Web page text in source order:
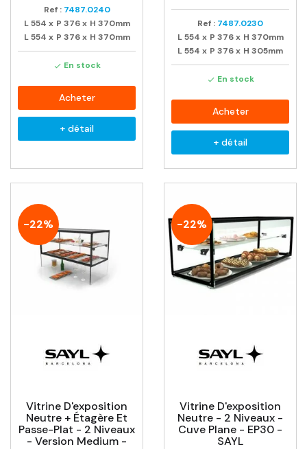
Ref : 7487.0240
L 554 x P 376 x H 370mm
L 554 x P 376 x H 370mm
 En stock
Acheter
+ détail
Ref : 7487.0230
L 554 x P 376 x H 370mm
L554 x P 376x H 305mm
 En stock
Acheter
+ détail
-22%
Vitrine D'exposition
Neutre + Étagère Et
Passe-Plat - 2 Niveaux
- Version Medium -
-22%
Vitrine D'exposition
Neutre - 2 Niveaux -
Cuve Plane - EP30 -
SAYL